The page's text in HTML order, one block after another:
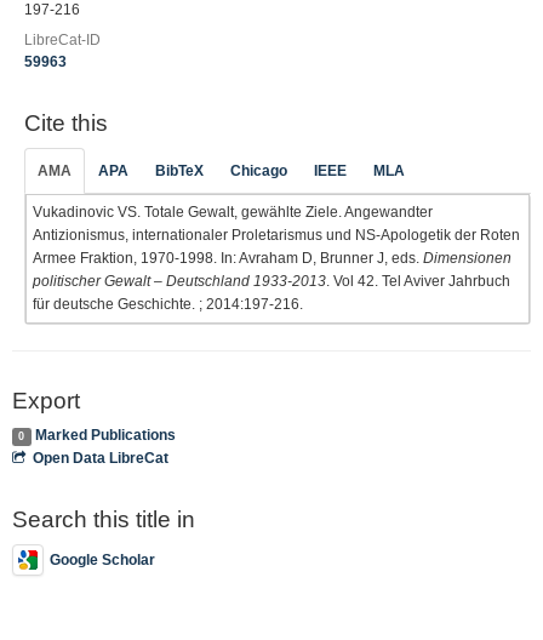
197-216
LibreCat-ID
59963
Cite this
AMA APA BibTeX Chicago IEEE MLA
Vukadinovic VS. Totale Gewalt, gewählte Ziele. Angewandter
Antizionismus, internationaler Proletarismus und NS-Apologetik der Roten
Armee Fraktion, 1970-1998. In: Avraham D, Brunner J, eds. Dimensionen
politischer Gewalt – Deutschland 1933-2013 . Vol 42. Tel Aviver Jahrbuch
für deutsche Geschichte. ; 2014:197-216.
Export
0
Marked Publications
Open Data LibreCat
Search this title in
Google Scholar